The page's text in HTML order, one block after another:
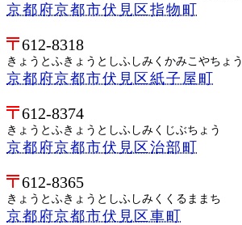
京都府京都市伏見区指物町
612-8318
きょうとふきょうとしふしみくかみこやちょう
京都府京都市伏見区紙子屋町
612-8374
きょうとふきょうとしふしみくじぶちょう
京都府京都市伏見区治部町
612-8365
きょうとふきょうとしふしみくくるままち
京都府京都市伏見区車町